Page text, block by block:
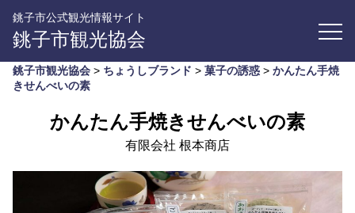
銚子市公式観光情報サイト
銚子市観光協会
銚子市観光協会 > ちょうしブランド > 菓子の誘惑 > かんたん手焼
きせんべいの素
かんたん手焼きせんべいの素
有限会社 根本商店